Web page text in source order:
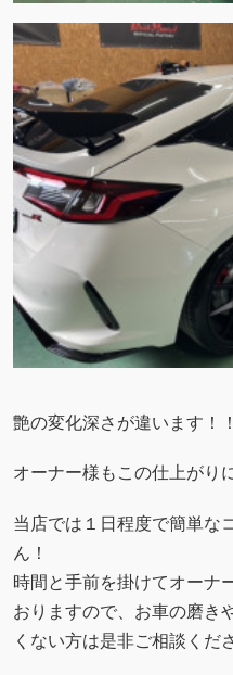
艶の変化深さが違います！！
オーナー様もこの仕上がり
当店では１日程度で簡単な
ん！
時間と手前を掛けてオーナ
おりますので、お車の磨き
くない方は是非ご相談くだ